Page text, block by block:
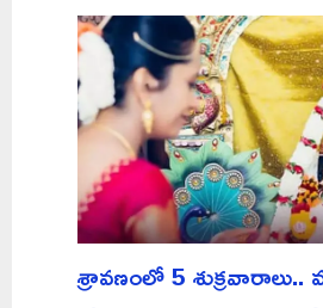
శ్రావణంలో 5 శుక్రవారాలు..